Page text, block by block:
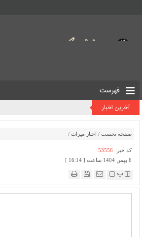
فهرست
آخرین اخبار
صفحه نخست / اخبار میراث /
کد خبر: 53556
6 بهمن 1404 ساعت [ 16:14 ]
پ